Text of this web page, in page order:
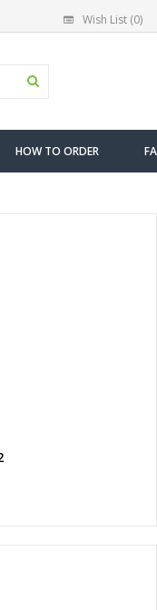
Wish List (0)
HOW TO ORDER